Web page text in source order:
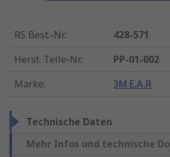
RS Best.-Nr.:
428-571
Herst. Teile-Nr.:
PP-01-002
Marke: 3M E.A.R
Technische Daten
Mehr Infos und technische